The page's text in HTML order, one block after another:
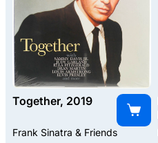
Together, 2019
Frank Sinatra & Friends